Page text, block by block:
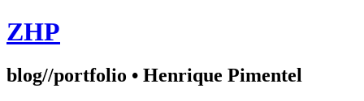
Skip
to
ZHP
blog//portfolio • Henrique Pimentel